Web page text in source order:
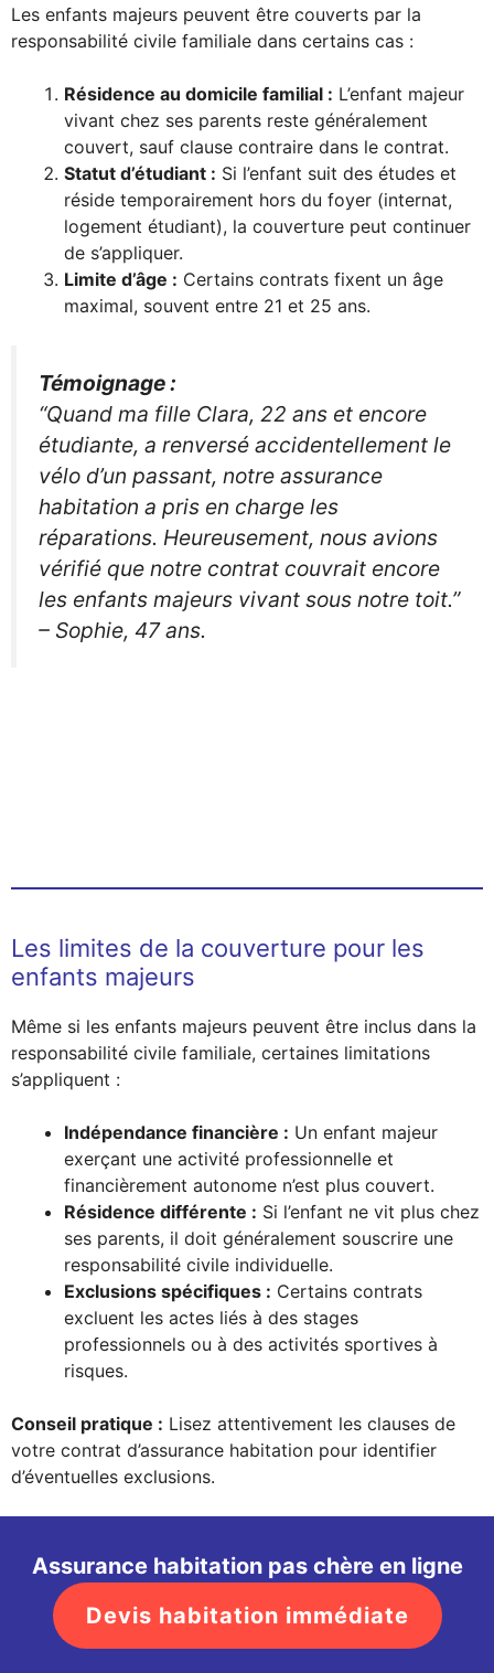
Les enfants majeurs peuvent être couverts par la
responsabilité civile familiale dans certains cas :
Résidence au domicile familial : L’enfant majeur
vivant chez ses parents reste généralement
couvert, sauf clause contraire dans le contrat.
Statut d’étudiant : Si l’enfant suit des études et
réside temporairement hors du foyer (internat,
logement étudiant), la couverture peut continuer
de s’appliquer.
Limite d’âge : Certains contrats fixent un âge
maximal, souvent entre 21 et 25 ans.
Témoignage :
“Quand ma fille Clara, 22 ans et encore
étudiante, a renversé accidentellement le
vélo d’un passant, notre assurance
habitation a pris en charge les
réparations. Heureusement, nous avions
vérifié que notre contrat couvrait encore
les enfants majeurs vivant sous notre toit.”
– Sophie, 47 ans.
Les limites de la couverture pour les
enfants majeurs
Même si les enfants majeurs peuvent être inclus dans la
responsabilité civile familiale, certaines limitations
s’appliquent :
Indépendance financière : Un enfant majeur
exerçant une activité professionnelle et
financièrement autonome n’est plus couvert.
Résidence différente : Si l’enfant ne vit plus chez
ses parents, il doit généralement souscrire une
responsabilité civile individuelle.
Exclusions spécifiques : Certains contrats
excluent les actes liés à des stages
professionnels ou à des activités sportives à
risques.
Conseil pratique : Lisez attentivement les clauses de
votre contrat d’assurance habitation pour identifier
d’éventuelles exclusions.
Assurance habitation pas chère en ligne
Devis habitation immédiate